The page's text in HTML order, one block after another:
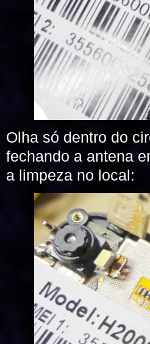
Olha só dentro do
fechando a antena
a limpeza no local: